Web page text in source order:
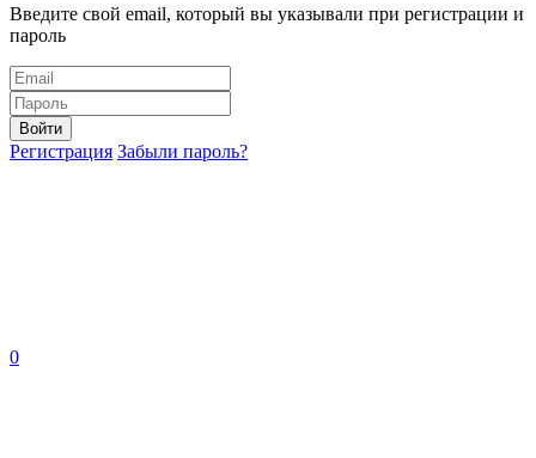
Введите свой email, который вы указывали при регистрации и
пароль
Войти
Регистрация Забыли пароль?
0